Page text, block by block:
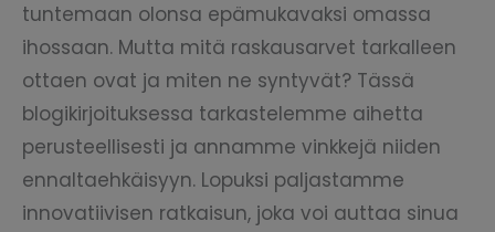
tuntemaan olonsa epämukavaksi omassa
ihossaan. Mutta mitä raskausarvet tarkalleen
ottaen ovat ja miten ne syntyvät? Tässä
blogikirjoituksessa tarkastelemme aihetta
perusteellisesti ja annamme vinkkejä niiden
ennaltaehkäisyyn. Lopuksi paljastamme
innovatiivisen ratkaisun, joka voi auttaa sinua